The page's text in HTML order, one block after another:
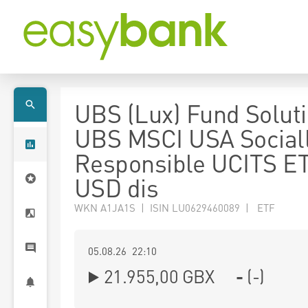
UBS (Lux) Fund
UBS MSCI USA
Responsible UCITS
USD dis
WKN A1JA1S | ISIN LU0629460089 | ETF
05.08.26 22:10
21.955,00 GBX - (-)